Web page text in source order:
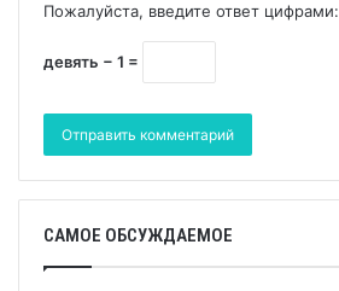
Пожалуйста, введите ответ цифрами:
девять − 1 =
САМОЕ ОБСУЖДАЕМОЕ